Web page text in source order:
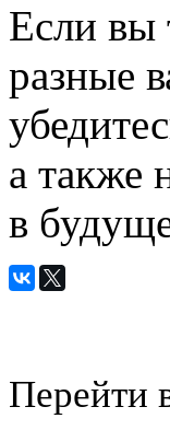
Если вы
разные
а также
в
Перейти